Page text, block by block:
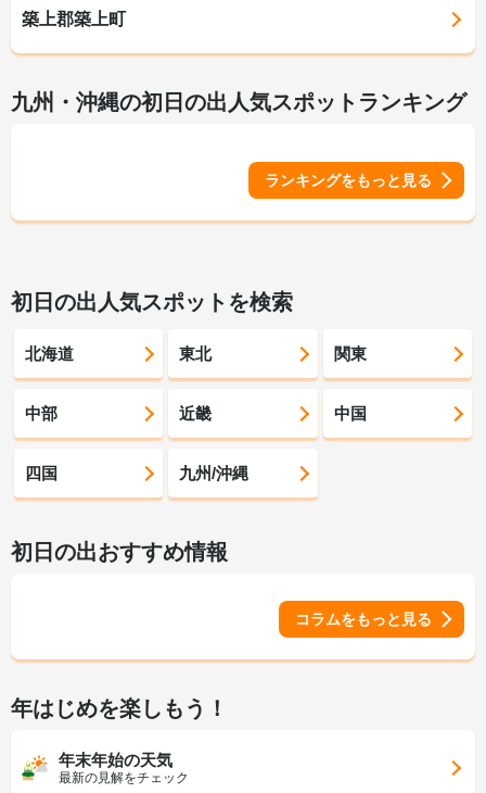
築上郡築上町
九州・沖縄の初日の出人気スポットランキング
ランキングをもっと見る
初日の出人気スポットを検索
北海道 東北 関東
中部 近畿 中国
四国 九州/沖縄
初日の出おすすめ情報
コラムをもっと見る
年はじめを楽しもう！
年末年始の天気
最新の見解をチェック